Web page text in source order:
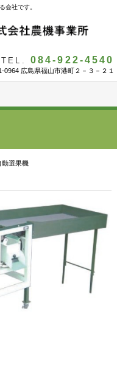
会社です。
TEL. 084-922-4540
0964 広島県福山市港町２－３－２１
動選果機